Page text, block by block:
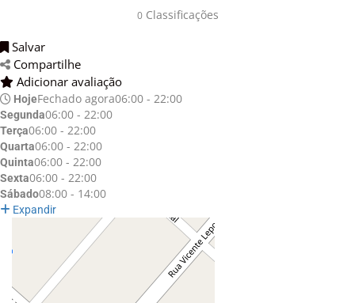
0Classificações
Salvar
Compartilhe
Adicionar avaliação
HojeFechado agora06:00 - 22:00
Segunda06:00 - 22:00
Terça06:00 - 22:00
Quarta06:00 - 22:00
Quinta06:00 - 22:00
Sexta06:00 - 22:00
Sábado08:00 - 14:00
Expandir